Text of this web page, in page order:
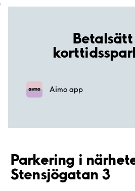
;
Aimo app
Parkering i
Stensjögatan 3